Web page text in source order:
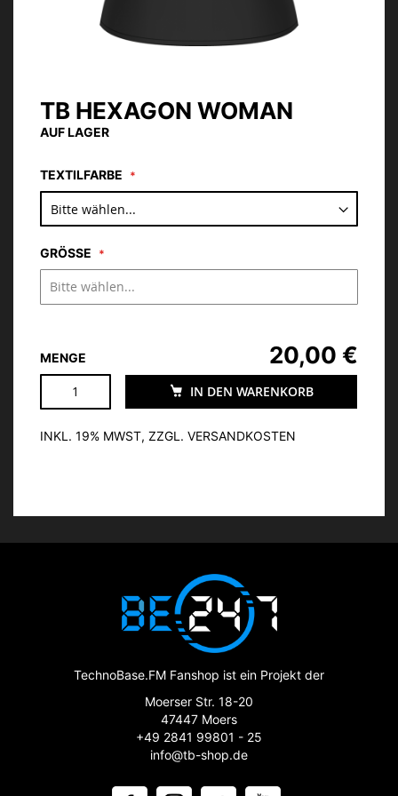
TB HEXAGON WOMAN
AUF LAGER
TEXTILFARBE
GRÖSSE
MENGE
IN DEN WARENKORB
20,00 €
INKL. 19% MWST, ZZGL. VERSANDKOSTEN
Zum
Anfang
der
springen
TechnoBase.FM Fanshop ist ein Projekt der
Moerser Str. 18-20
47447 Moers
+49 2841 99801 - 25
info@tb-shop.de